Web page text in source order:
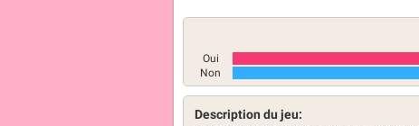
Oui
Non
Description du jeu: